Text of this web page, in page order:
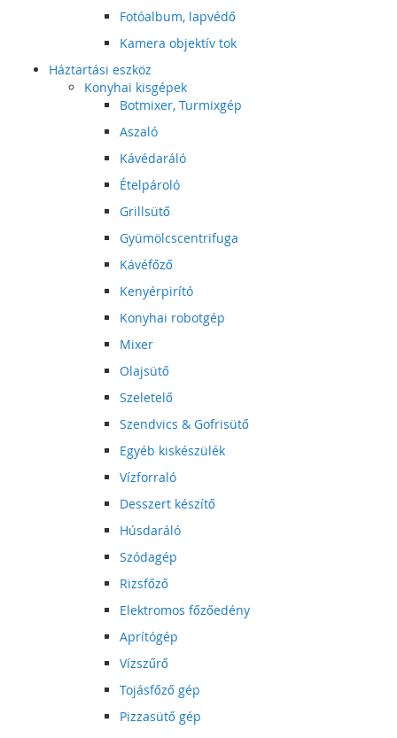
Fotóalbum, lapvédő
Kamera objektív tok
Háztartási eszköz
Konyhai kisgépek
Botmixer, Turmixgép
Aszaló
Kávédaráló
Ételpároló
Grillsütő
Gyümölcscentrifuga
Kávéfőző
Kenyérpirító
Konyhai robotgép
Mixer
Olajsütő
Szeletelő
Szendvics & Gofrisütő
Egyéb kiskészülék
Vízforraló
Desszert készítő
Húsdaráló
Szódagép
Rizsfőző
Elektromos főzőedény
Aprítógép
Vízszűrő
Tojásfőző gép
Pizzasütő gép